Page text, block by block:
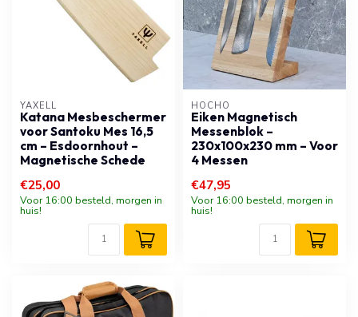
YAXELL
Katana Mesbeschermer
voor Santoku Mes 16,5
cm – Esdoornhout –
Magnetische Schede
€25,00
Voor 16:00 besteld, morgen in
huis!
HOCHO
Eiken Magnetisch
Messenblok –
230x100x230 mm – Voor
4 Messen
€47,95
Voor 16:00 besteld, morgen in
huis!